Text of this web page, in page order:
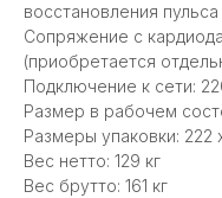
восстановления пульса
Сопряжение с
(приобретается
Подключение к сети:
Размер в рабочем
Размеры упаковки: 222
Вес нетто: 129 кг
Вес брутто: 161 кг